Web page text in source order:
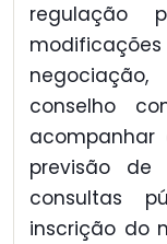
regulação
conselho
previsão de
consultas
inscrição do